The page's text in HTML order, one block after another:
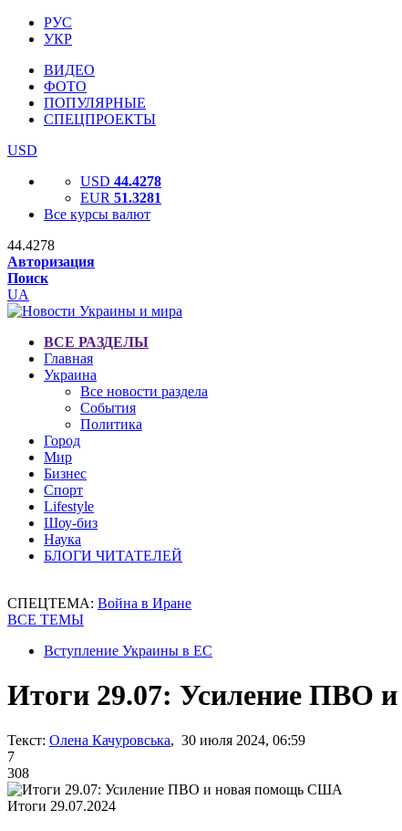
РУС
УКР
ВИДЕО
ФОТО
ПОПУЛЯРНЫЕ
СПЕЦПРОЕКТЫ
USD
USD 44.4278
EUR 51.3281
Все курсы валют
44.4278
Авторизация
Поиск
UA
ВСЕ РАЗДЕЛЫ
Главная
Украина
Все новости раздела
События
Политика
Город
Мир
Бизнес
Спорт
Lifestyle
Шоу-биз
Наука
БЛОГИ ЧИТАТЕЛЕЙ
СПЕЦТЕМА: Война в Иране
ВСЕ ТЕМЫ
Вступление Украины в ЕС
Итоги 29.07: Усиление ПВО
Текст: Олена Качуровська, 30 июля 2024, 06:59
7
308
Итоги 29.07.2024